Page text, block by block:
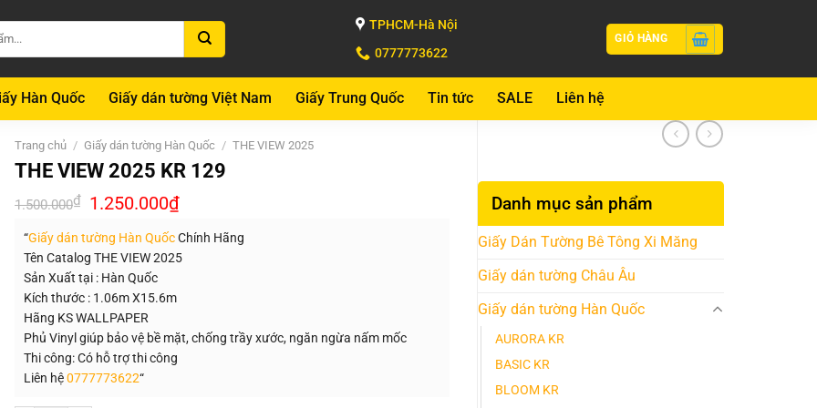
TPHCM-Hà Nội
0777773622
GIỎ HÀNG
Hàn Quốc Giấy dán tường Việt Nam Giấy Trung Quốc Tin tức SALE Liên hệ
Danh mục sản phẩm
Giấy Dán Tường Bê Tông Xi Măng
Giấy dán tường Châu Âu
Giấy dán tường Hàn Quốc
AURORA KR
BASIC KR
BLOOM KR
Trang chủ / Giấy dán tường Hàn Quốc / THE VIEW 2025
THE VIEW 2025 KR 129
1.500.000₫ Giá
gốc
1.500.000₫.
1.250.000₫Giá
hiện
là:
1.250.000₫.
“Giấy dán tường Hàn QuốcChính Hãng
Tên Catalog THE VIEW 2025
Sản Xuất tại : Hàn Quốc
Kích thước : 1.06m X15.6m
Hãng KS WALLPAPER
Phủ Vinyl giúp bảo vệ bề mặt, chống trầy xước, ngăn ngừa nấm mốc
Thi công: Có hỗ trợ thi công
Liên hệ0777773622“